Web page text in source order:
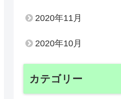
2020年11月
2020年10月
カテゴリー